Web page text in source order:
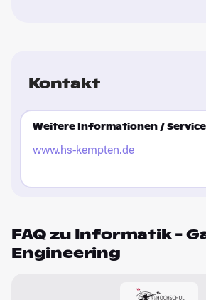
Kontakt
Weitere Informationen /
www.hs-kempten.de
FAQ zu Informatik -
Engineering